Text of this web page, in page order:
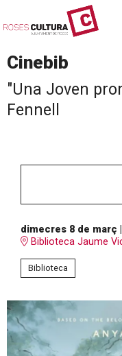
Cinebib
"Una Joven
Fennell
dimecres 8 de març
Biblioteca Jaume
Biblioteca